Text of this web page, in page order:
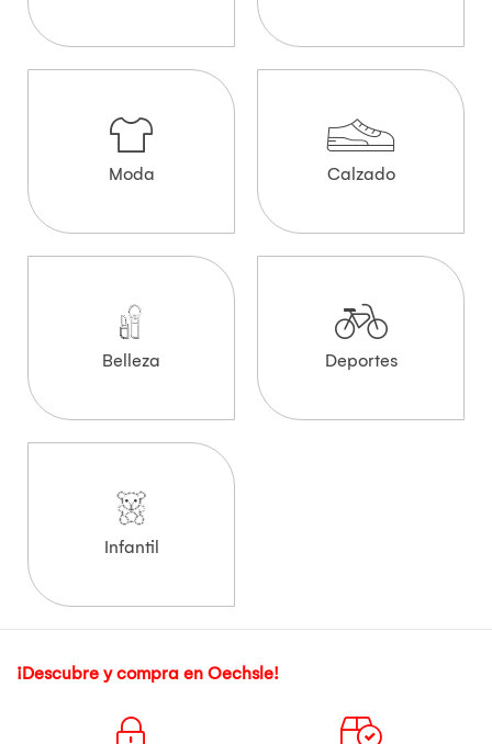
Moda Calzado
Belleza Deportes
Infantil
¡Descubre y compra en Oechsle!